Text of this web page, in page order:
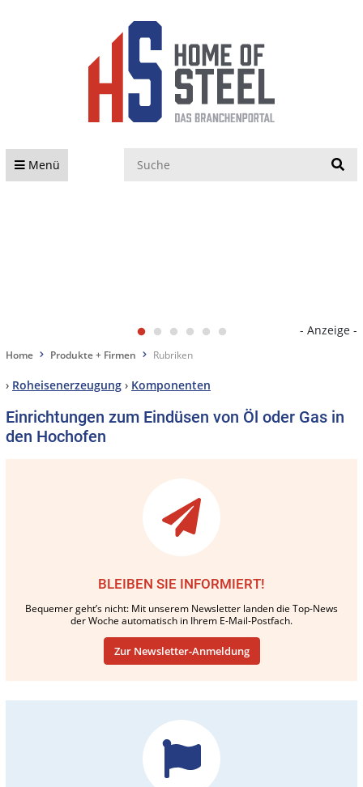
Menü
- Anzeige -
Home Produkte + Firmen Rubriken
› Roheisenerzeugung › Komponenten
Einrichtungen zum Eindüsen von Öl oder Gas in
den Hochofen
BLEIBEN SIE INFORMIERT!
Bequemer geht’s nicht: Mit unserem Newsletter landen die Top-News
der Woche automatisch in Ihrem E-Mail-Postfach.
Zur Newsletter-Anmeldung